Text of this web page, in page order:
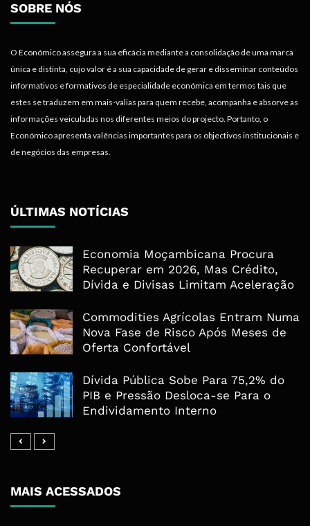
SOBRE NÓS
O Económico assegura a sua eficácia mediante a consolidação de uma marca
única e distinta, cujo valor é a sua capacidade de gerar e disseminar conteúdos
informativos e formativos de especialidade económica em termos tais que
estes se traduzem em mais-valias para quem recebe, acompanha e absorve as
informações veiculadas nos diferentes meios do projecto. Portanto, o
Económico apresenta valências importantes para os objectivos institucionais e
de negócios das empresas.
ÚLTIMAS NOTÍCIAS
Economia Moçambicana Procura
Recuperar em 2026, Mas Crédito,
Dívida e Divisas Limitam Aceleração
Commodities Agrícolas Entram Numa
Nova Fase de Risco Após Meses de
Oferta Confortável
Dívida Pública Sobe Para 75,2% do
PIB e Pressão Desloca-se Para o
Endividamento Interno
MAIS ACESSADOS